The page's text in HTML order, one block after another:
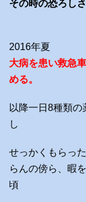
その時の恐ろし
2016年夏
大病を患い救急
める。
以降一日8種類
し
せっかくもらっ
らんの傍ら、暇
頃